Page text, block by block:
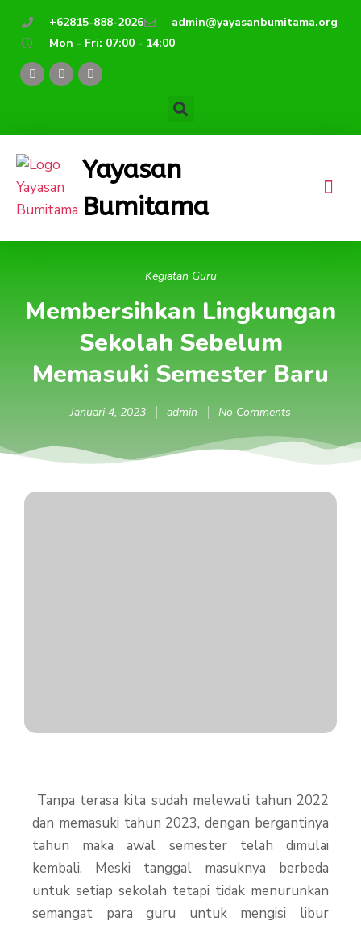
+62815-888-2026
admin@yayasanbumitama.org
Mon - Fri: 07:00 - 14:00
F
a
c
o
Y
o
u
e
I
n
s
r
m
Yayasan
Bumitama
Kegiatan Guru
Membersihkan Lingkungan
Sekolah Sebelum
Memasuki Semester Baru
Januari 4, 2023 admin No Comments
Tanpa terasa kita sudah melewati tahun 2022
dan memasuki tahun 2023, dengan bergantinya
tahun maka awal semester telah dimulai
kembali. Meski tanggal masuknya berbeda
untuk setiap sekolah tetapi tidak menurunkan
semangat para guru untuk mengisi libur